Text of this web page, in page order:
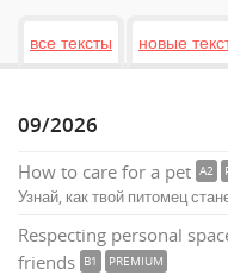
все тексты новые
09/2026
How to care for a pet A2
Узнай, как твой питомец
Respecting personal
friends
B1 PREMIUM